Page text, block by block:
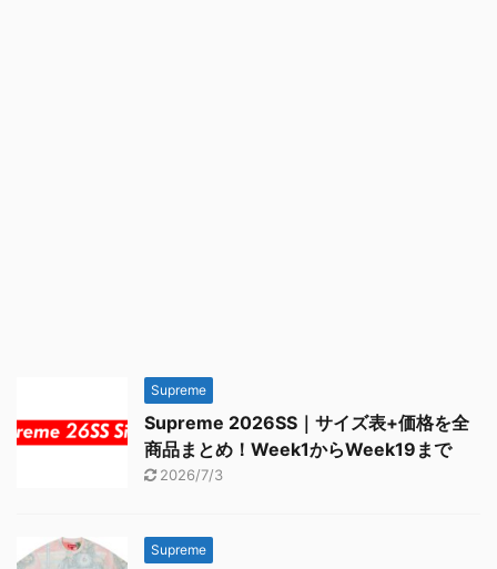
Supreme
Supreme 2026SS｜サイズ表+価格を全
商品まとめ！Week1からWeek19まで
2026/7/3
Supreme